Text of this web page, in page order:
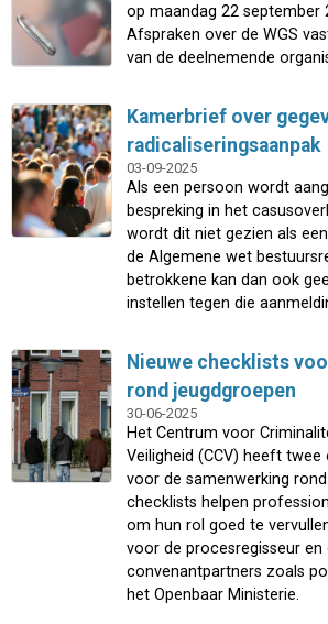
op maandag 22 september
Afspraken over de WGS
van de deelnemende
Kamerbrief over
radicaliseringsaanpak
03-09-2025
Als een persoon wordt
bespreking in het
wordt dit niet gezien als
de Algemene wet
betrokkene kan dan ook
instellen tegen die
Nieuwe checklists
rond jeugdgroepen
30-06-2025
Het Centrum voor
Veiligheid (CCV) heeft
voor de samenwerking
checklists helpen
om hun rol goed te
voor de procesregisseur en
convenantpartners zoals
het Openbaar Ministerie.